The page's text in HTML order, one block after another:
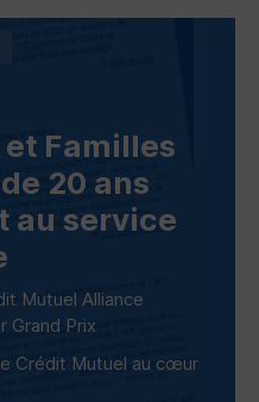
Familles
20 ans
au service
Mutuel Alliance
Grand Prix
Crédit Mutuel au cœur